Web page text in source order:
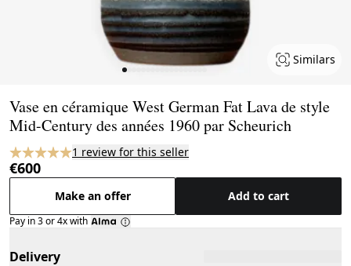
Similars
Vase en céramique West German Fat Lava de style
Mid-Century des années 1960 par Scheurich
1 review for this seller
€600
Make an offer Add to cart
Pay in 3 or 4x with
Delivery